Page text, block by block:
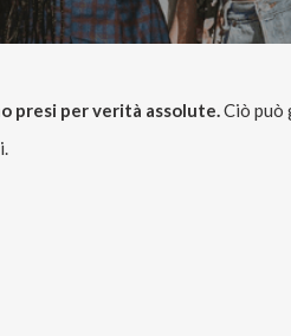
presi per verità assolute.Ciò può